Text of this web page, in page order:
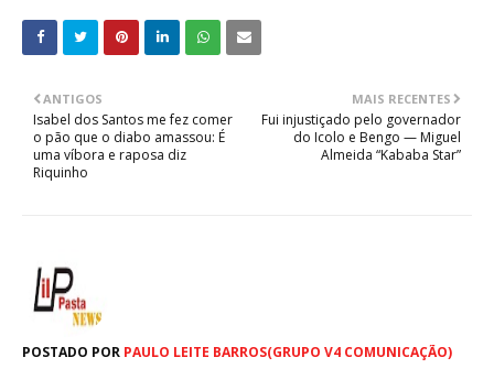
MAIS RECENTES
Fui injustiçado pelo governador
do Icolo e Bengo — Miguel
Almeida “Kababa Star”
ANTIGOS
Isabel dos Santos me fez comer
o pão que o diabo amassou: É
uma víbora e raposa diz
Riquinho
POSTADO POR PAULO LEITE BARROS(GRUPO V4 COMUNICAÇÃO)